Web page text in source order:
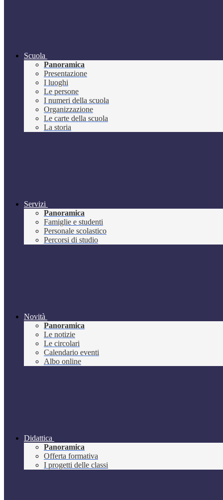
Scuola
Panoramica
Presentazione
I luoghi
Le persone
I numeri della scuola
Organizzazione
Le carte della scuola
La storia
Servizi
Panoramica
Famiglie e studenti
Personale scolastico
Percorsi di studio
Novità
Panoramica
Le notizie
Le circolari
Calendario eventi
Albo online
Didattica
Panoramica
Offerta formativa
I progetti delle classi